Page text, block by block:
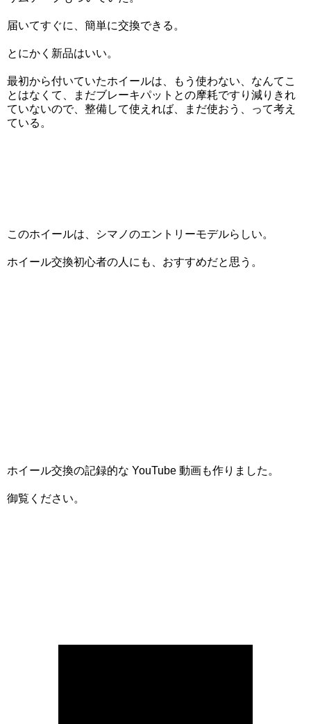
届いてすぐに、簡単に交換できる。
とにかく新品はいい。
最初から付いていたホイールは、もう使わない、なんてこ
とはなくて、まだブレーキパットとの摩耗ですり減りきれ
ていないので、整備して使えれば、まだ使おう、って考え
ている。
このホイールは、シマノのエントリーモデルらしい。
ホイール交換初心者の人にも、おすすめだと思う。
ホイール交換の記録的な YouTube 動画も作りました。
御覧ください。